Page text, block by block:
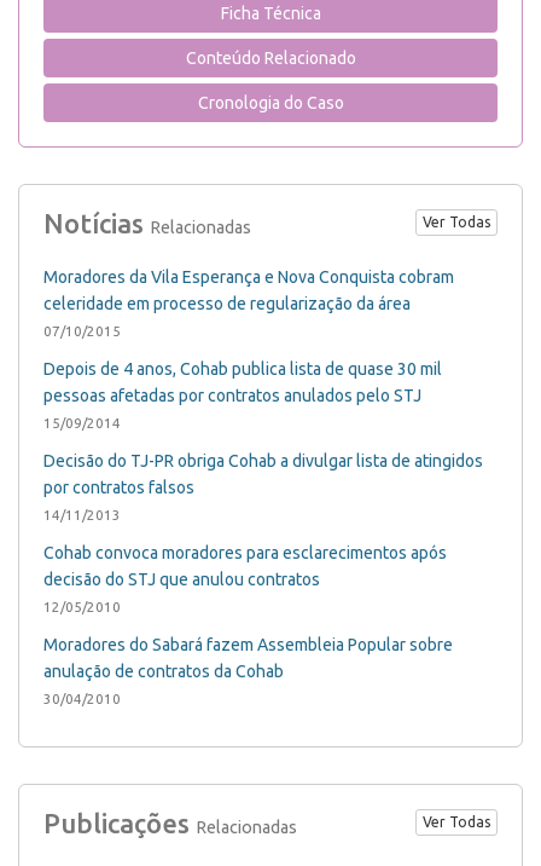
Ficha Técnica
Conteúdo Relacionado
Cronologia do Caso
Notícias Relacionadas Ver Todas
Moradores da Vila Esperança e Nova Conquista cobram
celeridade em processo de regularização da área
07/10/2015
Depois de 4 anos, Cohab publica lista de quase 30 mil
pessoas afetadas por contratos anulados pelo STJ
15/09/2014
Decisão do TJ-PR obriga Cohab a divulgar lista de atingidos
por contratos falsos
14/11/2013
Cohab convoca moradores para esclarecimentos após
decisão do STJ que anulou contratos
12/05/2010
Moradores do Sabará fazem Assembleia Popular sobre
anulação de contratos da Cohab
30/04/2010
Publicações Relacionadas Ver Todas